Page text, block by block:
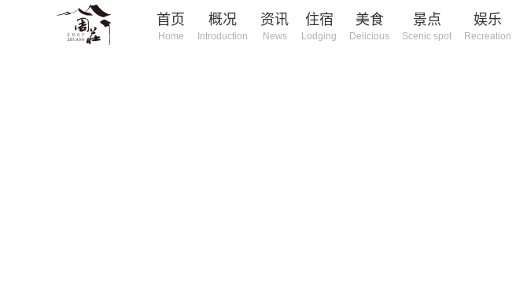
首页
Home
概况
Introduction
资讯
News
住宿
Lodging
美食
Delicious
景点
Scenic spot
娱乐
Recreation